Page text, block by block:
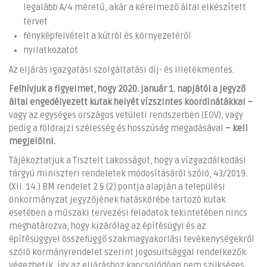
legalább A/4 méretű, akár a kérelmező által elkészített
tervet
fényképfelvételt a kútról és környezetéről
nyilatkozatot
Az eljárás igazgatási szolgáltatási díj- és illetékmentes.
Felhívjuk a figyelmet, hogy 2020. január 1. napjától a jegyző
által engedélyezett kutak helyét vízszintes koordinátákkal –
vagy az egységes országos vetületi rendszerben (EOV), vagy
pedig a földrajzi szélesség és hosszúság megadásával – kell
megjelölni.
Tájékoztatjuk a Tisztelt Lakosságot, hogy a vízgazdálkodási
tárgyú miniszteri rendeletek módosításáról szóló, 43/2019.
(XII. 14.) BM rendelet 2.§ (2) pontja alapján a települési
önkormányzat jegyzőjének hatáskörébe tartozó kutak
esetében a műszaki tervezési feladatok tekintetében nincs
meghatározva, hogy kizárólag az építésügyi és az
építésüggyel összefüggő szakmagyakorlási tevékenységekről
szóló kormányrendelet szerint jogosultsággal rendelkezők